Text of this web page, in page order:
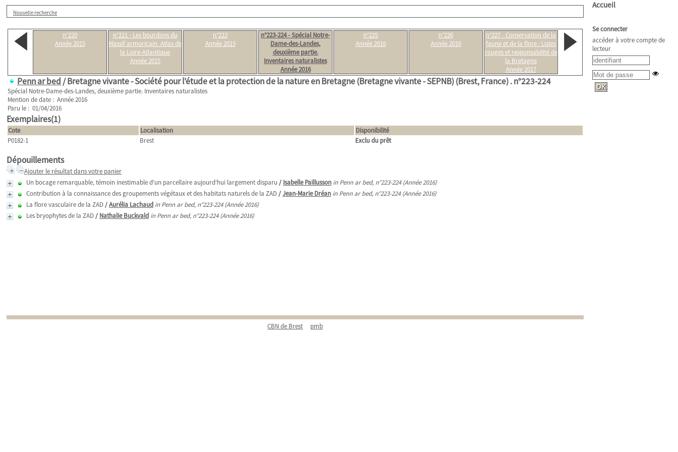
Nouvelle recherche
n°220
Année 2015
n°221 - Les bourdons du
Massif armoricain. Atlas de
la Loire-Atlantique
Année 2015
n°222
Année 2015
n°223-224 - Spécial Notre-
Dame-des-Landes,
deuxième partie.
Inventaires naturalistes
Année 2016
n°225
Année 2016
n°226
Année 2016
n°227 - Conservation de la
faune et de la flore : Listes
rouges et responsabilité de
la Bretagne
Année 2017
Penn ar bed / Bretagne vivante - Société pour l'étude et la protection de la nature en Bretagne (Bretagne vivante - SEPNB) (Brest, France) .n°223-224
Spécial Notre-Dame-des-Landes, deuxième partie. Inventaires naturalistes
Mention de date : Année 2016
Paru le : 01/04/2016
Exemplaires(1)
Cote Localisation
Disponibilité
P0182-1
Brest Exclu du prêt
Dépouillements
Ajouter le résultat dans votre panier
Un bocage remarquable, témoin inestimable d'un parcellaire aujourd'hui largement disparu / Isabelle Paillusson in Penn ar bed, n°223-224 (Année 2016)
Contribution à la connaissance des groupements végétaux et des habitats naturels de la ZAD/Jean-Marie Dréan in Penn ar bed, n°223-224 (Année 2016)
La flore vasculaire de la ZAD/Aurélia Lachaud in Penn ar bed, n°223-224 (Année 2016)
Les bryophytes de la ZAD/ Nathalie Buckvald in Penn ar bed, n°223-224 (Année 2016)
CBN de Brest pmb
Accueil
Se connecter
accéder à votre compte de
lecteur